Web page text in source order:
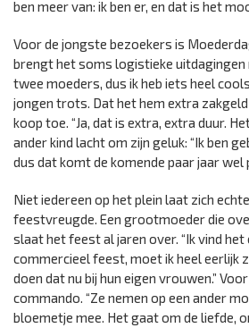
ben meer van: ik ben er, en dat is het
Voor de jongste bezoekers is
brengt het soms logistieke uitdagingen
twee moeders, dus ik heb iets heel
jongen trots. Dat het hem extra
koop toe. “Ja, dat is extra, extra duur.
ander kind lacht om zijn geluk: “Ik ben
dus dat komt de komende paar jaar wel
Niet iedereen op het plein laat zich
feestvreugde. Een grootmoeder die
slaat het feest al jaren over. “Ik vind het
commercieel feest, moet ik heel eerlijk
doen dat nu bij hun eigen vrouwen.”
commando. “Ze nemen op een ander
bloemetje mee. Het gaat om de liefde,